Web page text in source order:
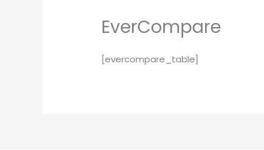
EverCompare
[evercompare_table]